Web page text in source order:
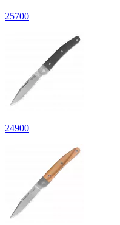
25700
24900